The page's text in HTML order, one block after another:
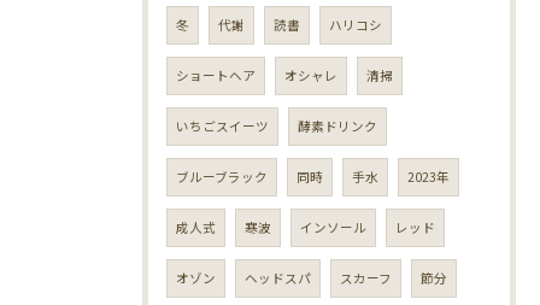
冬 代謝 読書 ハリコシ
ショートヘア オシャレ 清掃
いちごスイーツ 酵素ドリンク
ブルーブラック 同時 手水 2023年
成人式 寒波 インソール レッド
オゾン ヘッドスパ スカーフ 節分